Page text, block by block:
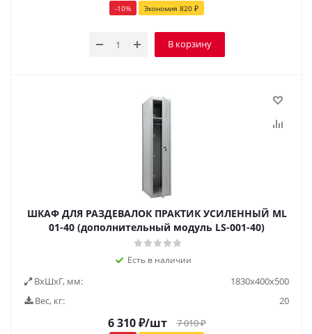
-10% Экономия 820 ₽
В корзину
ШКАФ ДЛЯ РАЗДЕВАЛОК ПРАКТИК УСИЛЕННЫЙ ML
01-40 (дополнительный модуль LS-001-40)
Есть в наличии
ВxШxГ, мм:
1830х400х500
Вес, кг:
20
6 310₽/шт 7 010₽